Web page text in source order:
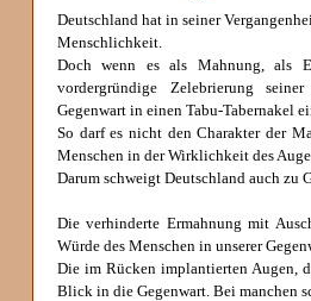
Deutschland hat in seiner
Menschlichkeit.
Doch wenn es als Mahnung, als
vordergründige Zelebrierung
Gegenwart in einen Tabu-Tabernakel
So darf es nicht den Charakter der
Menschen in der Wirklichkeit des
Darum schweigt Deutschland auch zu
Die verhinderte Ermahnung mit
Würde des Menschen in unserer
Die im Rücken implantierten Augen,
Blick in die Gegenwart. Bei manchen